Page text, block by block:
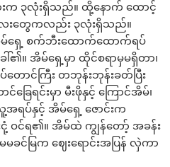
က ၃လုံးရှိသည်။ ထို့နောက် ထောင့်
ေးတွေကလည်း ၃လုံးရှိသည်။
ရှေ့ စက်ဘီးထောက်ထောက်ရပ်
၏။ အိမ်ရှေ့မှာ ထိုင်စရာမှမရှိတာ၊
ောင်ကြီး တဘုန်းဘုန်းခတ်ပြီး
ရင်းမှာ မီးဖိုနှင့် ကြောင်အိမ်၊
ပ်နှင့် အိမ်ရှေ့ ဇောင်းက
ဝင်ရ၏။ အိမ်ထဲ ကျွန်တော့် အခန်း
ခင်မြက ဈေးရောင်းအပြန် လှဲကာ